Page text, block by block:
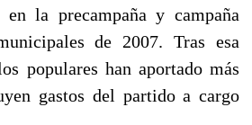
la precampaña y campaña
de 2007. Tras esa
populares han aportado más
gastos del partido a cargo